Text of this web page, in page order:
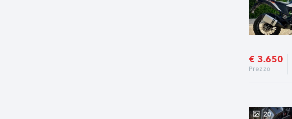
€ 3.650
Prezzo
20